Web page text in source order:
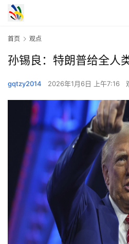
首页 观点
孙锡良：特朗普给全人
gqtzy2014 2026年1月6日 上午7:16